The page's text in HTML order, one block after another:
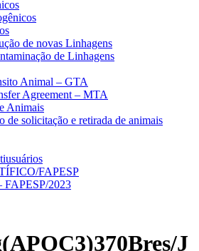
de novas Linhagens
de Linhagens
Animal – GTA
Agreement – MTA
Animais
de solicitação e retirada de animais
FAPESP
FAPESP/2023
J